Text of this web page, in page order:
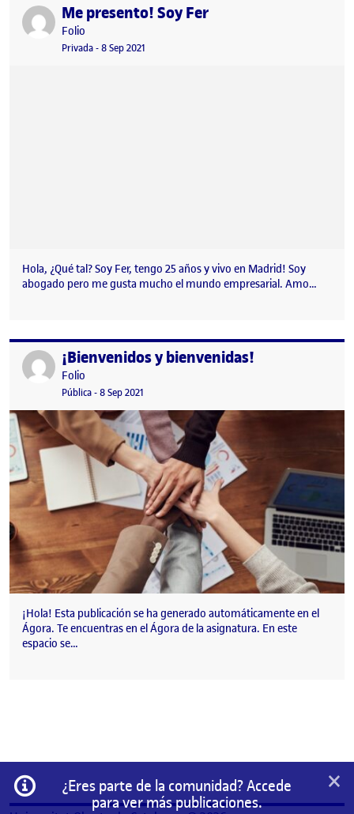
Publicado porMe presento! Soy Fer
Publicado por
Folio
Visibilidad:
Privada-Fecha de publicación
8 Sep 2021
Hola, ¿Qué tal? Soy Fer, tengo 25 años y vivo en Madrid! Soy
abogado pero me gusta mucho el mundo empresarial. Amo…
Publicado por¡Bienvenidos y bienvenidas!
Publicado por
Folio
Visibilidad:
Pública-Fecha de publicación
8 Sep 2021
¡Hola! Esta publicación se ha generado automáticamente en el
Ágora. Te encuentras en el Ágora de la asignatura. En este
espacio se…
Información
¿Eres parte de la comunidad? Accede
para ver más publicaciones.
×